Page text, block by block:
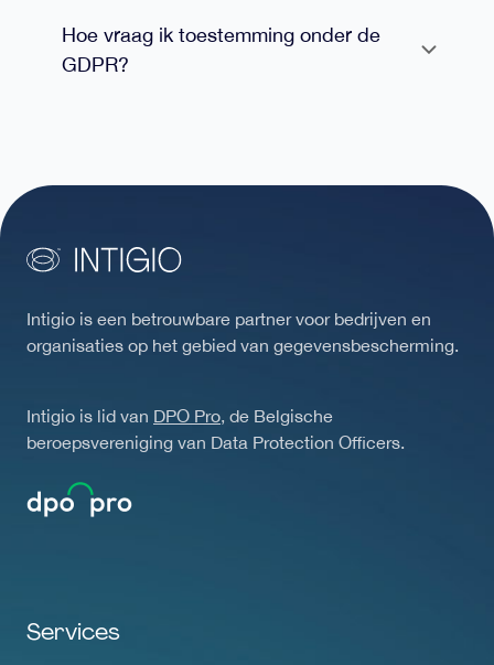
Hoe vraag ik toestemming onder de
GDPR?
Intigio is een betrouwbare partner voor bedrijven en
organisaties op het gebied van gegevensbescherming.
Intigio is lid van DPO Pro, de Belgische
beroepsvereniging van Data Protection Officers.
Services